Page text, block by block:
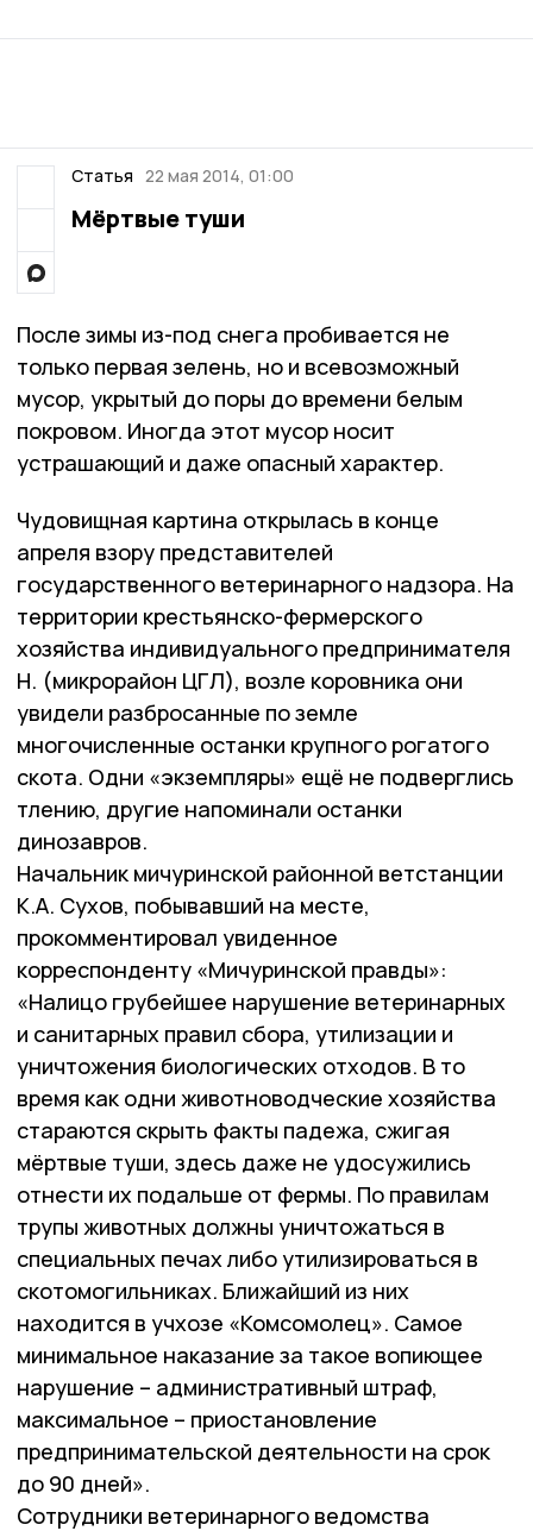
Статья 22 мая 2014, 01:00
Мёртвые туши
После зимы из-под снега пробивается не
только первая зелень, но и всевозможный
мусор, укрытый до поры до времени белым
покровом. Иногда этот мусор носит
устрашающий и даже опасный характер.
Чудовищная картина открылась в конце
апреля взору представителей
государственного ветеринарного надзора. На
территории крестьянско-фермерского
хозяйства индивидуального предпринимателя
Н. (микрорайон ЦГЛ), возле коровника они
увидели разбросанные по земле
многочисленные останки крупного рогатого
скота. Одни «экземпляры» ещё не подверглись
тлению, другие напоминали останки
динозавров.
Начальник мичуринской районной ветстанции
К.А. Сухов, побывавший на месте,
прокомментировал увиденное
корреспонденту «Мичуринской правды»:
«Налицо грубейшее нарушение ветеринарных
и санитарных правил сбора, утилизации и
уничтожения биологических отходов. В то
время как одни животноводческие хозяйства
стараются скрыть факты падежа, сжигая
мёртвые туши, здесь даже не удосужились
отнести их подальше от фермы. По правилам
трупы животных должны уничтожаться в
специальных печах либо утилизироваться в
скотомогильниках. Ближайший из них
находится в учхозе «Комсомолец». Самое
минимальное наказание за такое вопиющее
нарушение – административный штраф,
максимальное – приостановление
предпринимательской деятельности на срок
до 90 дней».
Сотрудники ветеринарного ведомства